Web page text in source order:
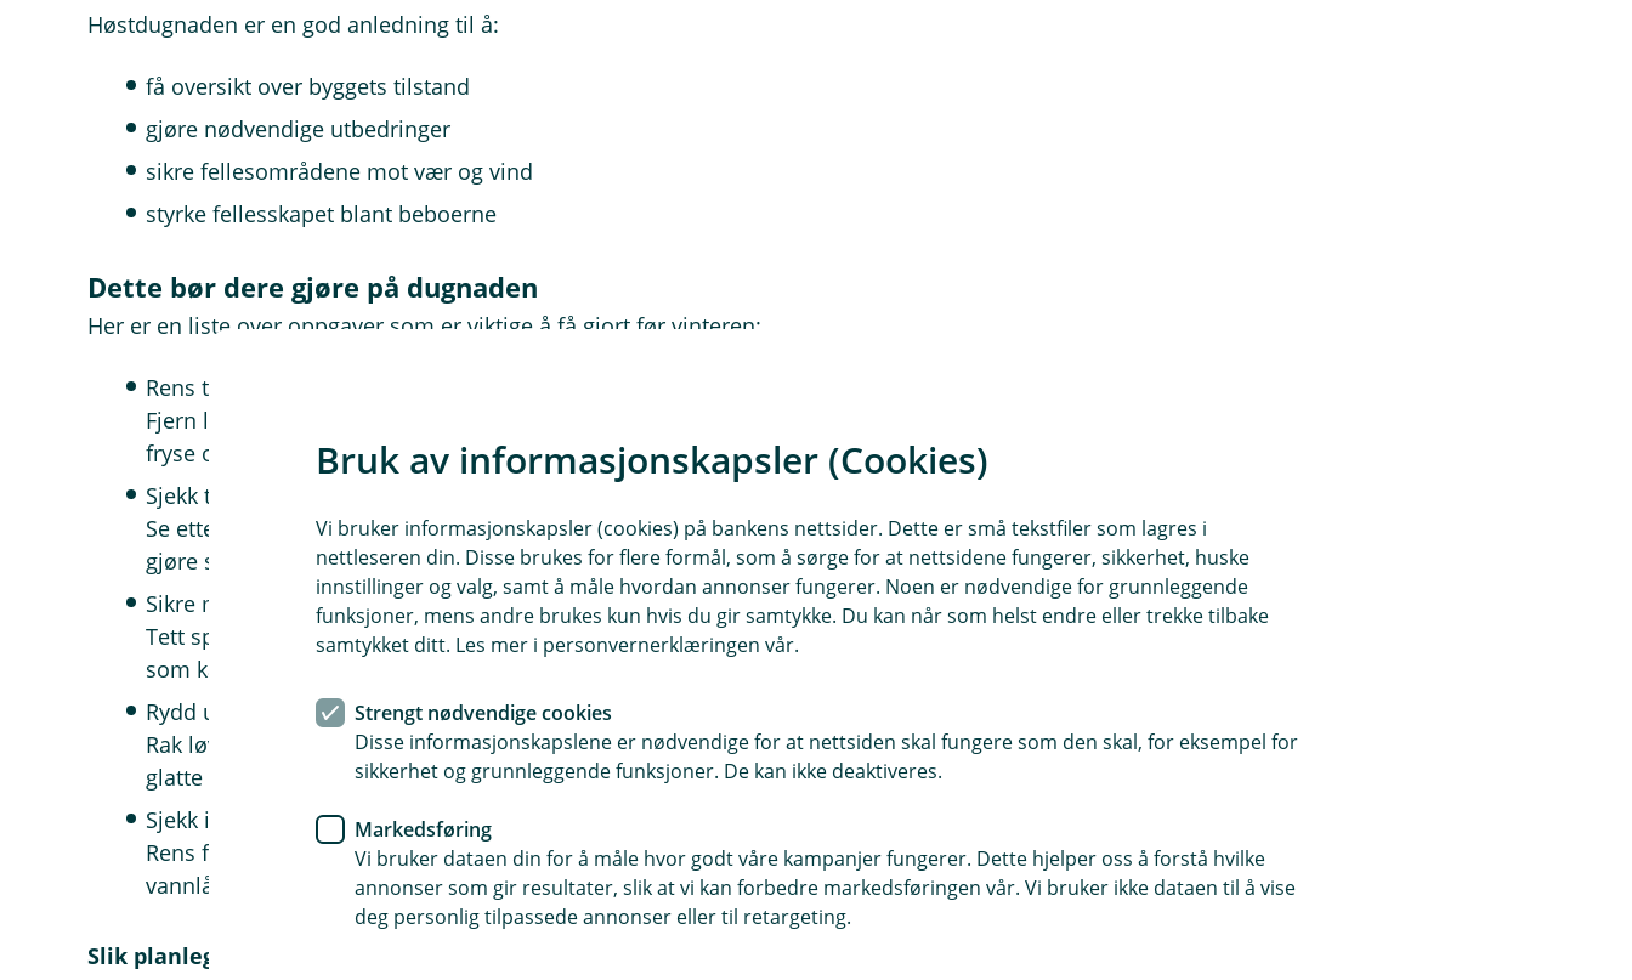
Høstdugnaden er en god anledning til å:
få oversikt over byggets tilstand
gjøre nødvendige utbedringer
sikre fellesområdene mot vær og vind
styrke fellesskapet blant beboerne
Dette bør dere gjøre på dugnaden
Her er en liste over oppgaver som er viktige å få gjort før vinteren:
Rens takrenner og nedløp
Fjern løv og rusk som kan tette rørene. Vann som ikke får renne bort, kan
fryse og skade både tak og vegger.
Sjekk tak og fasade
Se etter løse takstein, sprekker i mur og bobler i maling. Fukt og frost kan
gjøre små skader verre.
Sikre mot skadedyr
Tett sprekker og hull rundt ventiler og kjellervinduer. Fjern løv og søppel
som kan tiltrekke mus og rotter.
Rydd uteområdene
Rak løv og fjern kvister. Det gir bedre drenering og reduserer risikoen for
glatte gangveier.
Sjekk inneklima og tekniske installasjoner
Rens filter i kjøkkenvifte, varmepumpe og vaskemaskin. Sjekk sluk og
vannlåser for å unngå lukt og vannskader.
Slik planlegger dere dugnaden
Bruk av informasjonskapsler (Cookies)
Vi bruker informasjonskapsler (cookies) på bankens nettsider. Dette er små tekstfiler som lagres i
nettleseren din. Disse brukes for flere formål, som å sørge for at nettsidene fungerer, sikkerhet, huske
innstillinger og valg, samt å måle hvordan annonser fungerer. Noen er nødvendige for grunnleggende
funksjoner, mens andre brukes kun hvis du gir samtykke. Du kan når som helst endre eller trekke tilbake
samtykket ditt. Les mer i personvernerklæringen vår.
Strengt nødvendige cookies
Disse informasjonskapslene er nødvendige for at nettsiden skal fungere som den skal, for eksempel for
sikkerhet og grunnleggende funksjoner. De kan ikke deaktiveres.
Markedsføring
Vi bruker dataen din for å måle hvor godt våre kampanjer fungerer. Dette hjelper oss å forstå hvilke
annonser som gir resultater, slik at vi kan forbedre markedsføringen vår. Vi bruker ikke dataen til å vise
deg personlig tilpassede annonser eller til retargeting.